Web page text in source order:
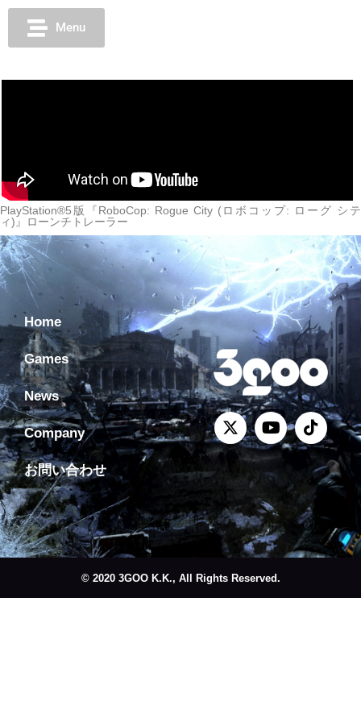
Menu
PlayStation®5版『RoboCop: Rogue City (ロボコップ: ローグ シテ
ィ)』ローンチトレーラー
Home
Games
News
Company
お問い合わせ
© 2020 3GOO K.K., All Rights Reserved.